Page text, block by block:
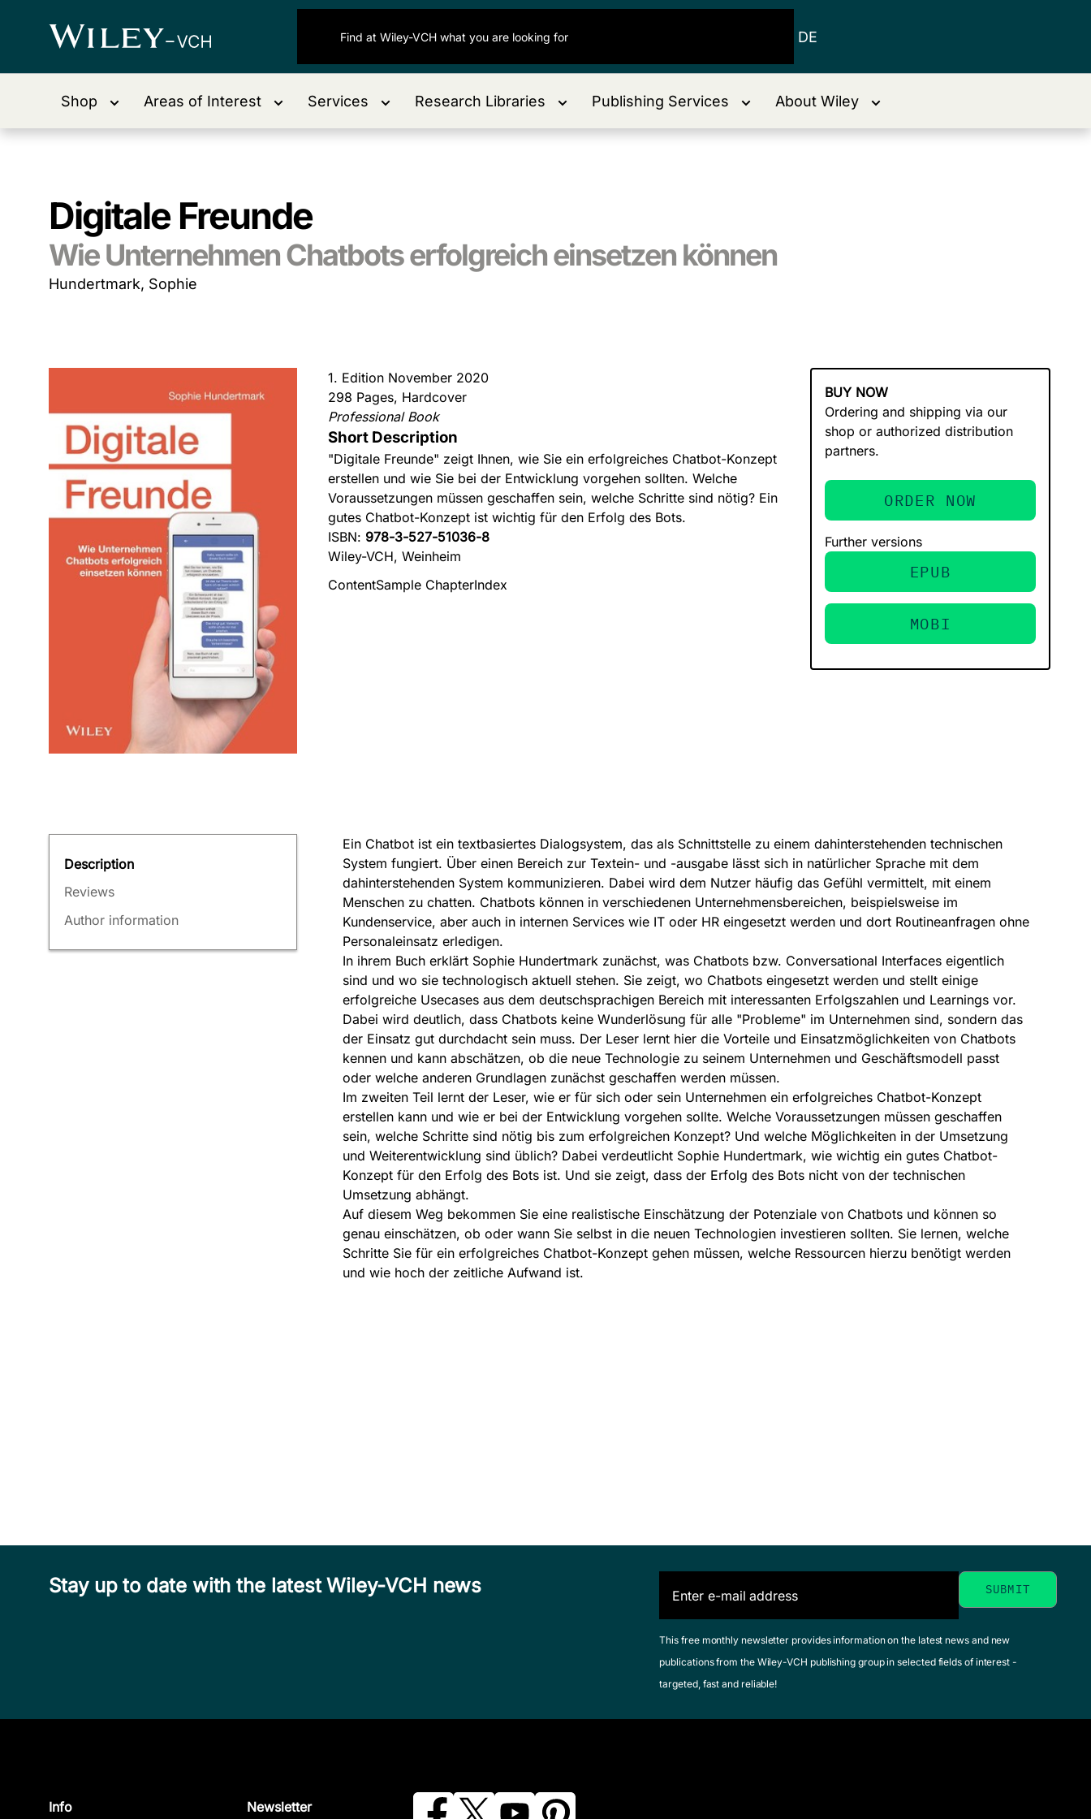
DE
Shop Areas of Interest Services Research Libraries Publishing Services About Wiley
Digitale Freunde
Wie Unternehmen Chatbots erfolgreich einsetzen können
Hundertmark, Sophie
1. Edition November 2020
298 Pages, Hardcover
Professional Book
Short Description
"Digitale Freunde" zeigt Ihnen, wie Sie ein erfolgreiches Chatbot-Konzept
erstellen und wie Sie bei der Entwicklung vorgehen sollten. Welche
Voraussetzungen müssen geschaffen sein, welche Schritte sind nötig? Ein
gutes Chatbot-Konzept ist wichtig für den Erfolg des Bots.
ISBN: 978-3-527-51036-8
Wiley-VCH, Weinheim
ContentSample ChapterIndex
BUY NOW
Ordering and shipping via our
shop or authorized distribution
partners.
ORDER NOW
Further versions
EPUB
MOBI
Description
Reviews
Author information
Ein Chatbot ist ein textbasiertes Dialogsystem, das als Schnittstelle zu einem dahinterstehenden technischen
System fungiert. Über einen Bereich zur Textein- und -ausgabe lässt sich in natürlicher Sprache mit dem
dahinterstehenden System kommunizieren. Dabei wird dem Nutzer häufig das Gefühl vermittelt, mit einem
Menschen zu chatten. Chatbots können in verschiedenen Unternehmensbereichen, beispielsweise im
Kundenservice, aber auch in internen Services wie IT oder HR eingesetzt werden und dort Routineanfragen ohne
Personaleinsatz erledigen.
In ihrem Buch erklärt Sophie Hundertmark zunächst, was Chatbots bzw. Conversational Interfaces eigentlich
sind und wo sie technologisch aktuell stehen. Sie zeigt, wo Chatbots eingesetzt werden und stellt einige
erfolgreiche Usecases aus dem deutschsprachigen Bereich mit interessanten Erfolgszahlen und Learnings vor.
Dabei wird deutlich, dass Chatbots keine Wunderlösung für alle "Probleme" im Unternehmen sind, sondern das
der Einsatz gut durchdacht sein muss. Der Leser lernt hier die Vorteile und Einsatzmöglichkeiten von Chatbots
kennen und kann abschätzen, ob die neue Technologie zu seinem Unternehmen und Geschäftsmodell passt
oder welche anderen Grundlagen zunächst geschaffen werden müssen.
Im zweiten Teil lernt der Leser, wie er für sich oder sein Unternehmen ein erfolgreiches Chatbot-Konzept
erstellen kann und wie er bei der Entwicklung vorgehen sollte. Welche Voraussetzungen müssen geschaffen
sein, welche Schritte sind nötig bis zum erfolgreichen Konzept? Und welche Möglichkeiten in der Umsetzung
und Weiterentwicklung sind üblich? Dabei verdeutlicht Sophie Hundertmark, wie wichtig ein gutes Chatbot-
Konzept für den Erfolg des Bots ist. Und sie zeigt, dass der Erfolg des Bots nicht von der technischen
Umsetzung abhängt.
Auf diesem Weg bekommen Sie eine realistische Einschätzung der Potenziale von Chatbots und können so
genau einschätzen, ob oder wann Sie selbst in die neuen Technologien investieren sollten. Sie lernen, welche
Schritte Sie für ein erfolgreiches Chatbot-Konzept gehen müssen, welche Ressourcen hierzu benötigt werden
und wie hoch der zeitliche Aufwand ist.
Stay up to date with the latest Wiley-VCH news
This free monthly newsletter provides information on the latest news and new
publications from the Wiley-VCH publishing group in selected fields of interest -
targeted, fast and reliable!
Info Newsletter